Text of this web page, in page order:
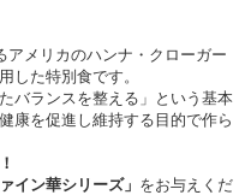
アメリカのハンナ・クローガー
した特別食です。
バランスを整える」という基本
康を促進し維持する目的で作ら
ァイン華シリーズ」 をお与えくだ